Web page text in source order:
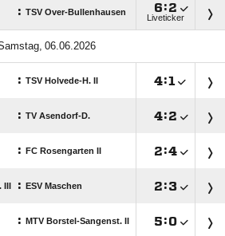
: TSV Over-Bullenhausen :
Liveticker

: TSV Holvede-H. II :
: TV Asendorf-D. :
: FC Rosengarten II :
III : ESV Maschen :
: MTV Borstel-Sangenst. II :